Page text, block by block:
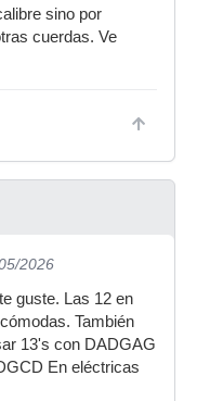
sino por
cuerdas. Ve
2026
guste. Las 12 en
También
13's con DADGAG
En eléctricas